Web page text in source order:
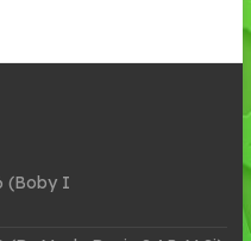
(Boby I